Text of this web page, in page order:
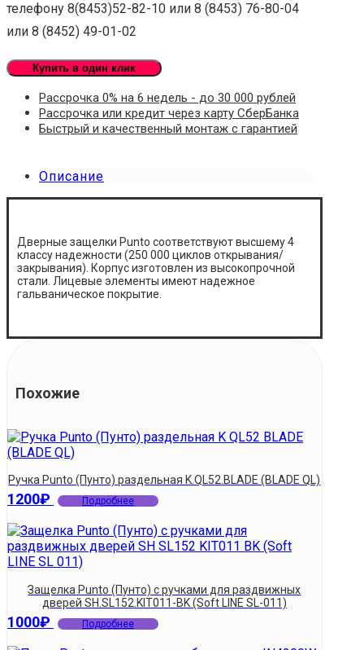
телефону 8(8453)52-82-10 или 8 (8453) 76-80-04
или 8 (8452) 49-01-02
Купить в один клик
Рассрочка 0% на 6 недель - до 30 000 рублей
Рассрочка или кредит через карту СберБанка
Быстрый и качественный монтаж с гарантией
Описание
Дверные защелки Punto соответствуют высшему 4
классу надежности (250 000 циклов открывания/
закрывания). Корпус изготовлен из высокопрочной
стали. Лицевые элементы имеют надежное
гальваническое покрытие.
Похожие
Ручка Punto (Пунто) раздельная K.QL52.BLADE (BLADE QL)
1200₽ Подробнее
Защелка Punto (Пунто) с ручками для раздвижных
дверей SH.SL152.KIT011-BK (Soft LINE SL-011)
1000₽ Подробнее